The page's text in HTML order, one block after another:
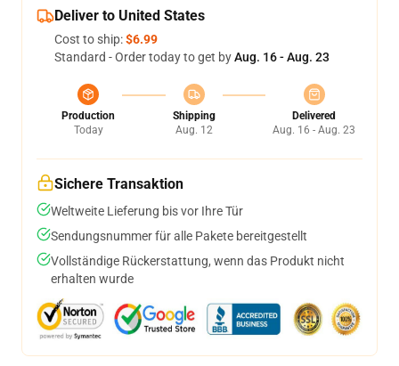
Deliver to United States
Cost to ship:$6.99
Standard - Order today to get byAug. 16 - Aug. 23
Production
Today
Shipping
Aug. 12
Delivered
Aug. 16 - Aug. 23
Sichere Transaktion
Weltweite Lieferung bis vor Ihre Tür
Sendungsnummer für alle Pakete bereitgestellt
Vollständige Rückerstattung, wenn das Produkt nicht
erhalten wurde